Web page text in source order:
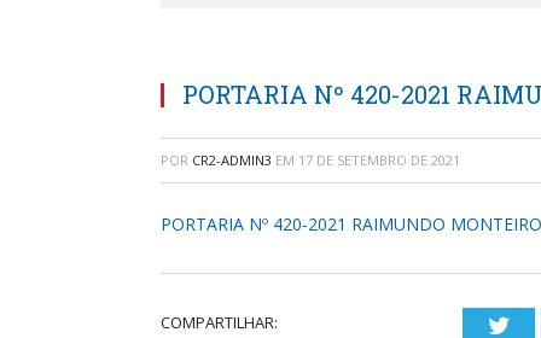
PORTARIA Nº 420-2021
POR CR2-ADMIN3 EM 17 DE SETEMBRO DE 2021
PORTARIA Nº 420-2021 RAIMUNDO
COMPARTILHAR: